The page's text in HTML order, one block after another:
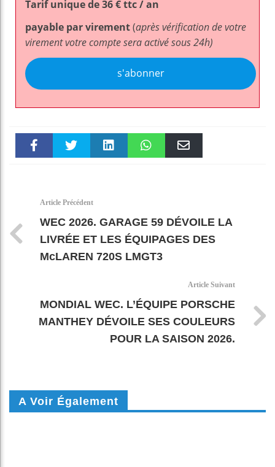
Tarif unique de 36 € ttc / an
payable par virement(après vérification de votre
virement votre compte sera activé sous 24h)
s'abonner
Article Précédent
WEC 2026. GARAGE 59 DÉVOILE LA
LIVRÉE ET LES ÉQUIPAGES DES
McLAREN 720S LMGT3
Article Suivant
MONDIAL WEC. L’ÉQUIPE PORSCHE
MANTHEY DÉVOILE SES COULEURS
POUR LA SAISON 2026.
A Voir Également